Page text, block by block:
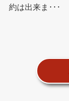
約は出来ま･･･